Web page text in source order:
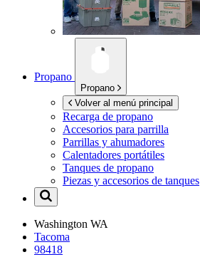
Propano
Propano
Volver al menú principal
Recarga de propano
Accesorios para parrilla
Parrillas y ahumadores
Calentadores portátiles
Tanques de propano
Piezas y accesorios de tanques
Washington WA
Tacoma
98418